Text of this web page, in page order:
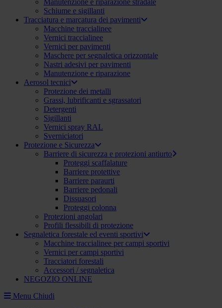
Manutenzione e riparazione stradale
Schiume e sigillanti
Tracciatura e marcatura dei pavimenti
Macchine traccialinee
Vernici traccialinee
Vernici per pavimenti
Maschere per segnaletica orizzontale
Nastri adesivi per pavimenti
Manutenzione e riparazione
Aerosol tecnici
Protezione dei metalli
Grassi, lubrificanti e sgrassatori
Detergenti
Sigillanti
Vernici spray RAL
Sverniciatori
Protezione e Sicurezza
Barriere di sicurezza e protezioni antiurto
Proteggi scaffalature
Barriere protettive
Barriere paraurti
Barriere pedonali
Dissuasori
Proteggi colonna
Protezioni angolari
Profili flessibili di protezione
Segnaletica forestale ed eventi sportivi
Macchine traccialinee per campi sportivi
Vernici per campi sportivi
Tracciatori forestali
Accessori / segnaletica
NEGOZIO ONLINE
Menu Chiudi